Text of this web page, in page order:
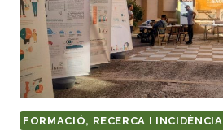
FORMACIÓ, RECERCA I INCIDÈNCIA